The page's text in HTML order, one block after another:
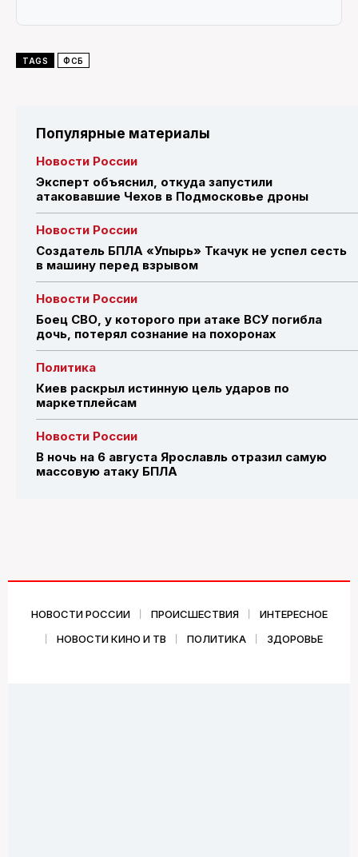
TAGS ФСБ
Популярные материалы
Новости России
Эксперт объяснил, откуда запустили
атаковавшие Чехов в Подмосковье дроны
Новости России
Создатель БПЛА «Упырь» Ткачук не успел сесть
в машину перед взрывом
Новости России
Боец СВО, у которого при атаке ВСУ погибла
дочь, потерял сознание на похоронах
Политика
Киев раскрыл истинную цель ударов по
маркетплейсам
Новости России
В ночь на 6 августа Ярославль отразил самую
массовую атаку БПЛА
НОВОСТИ РОССИИ ПРОИСШЕСТВИЯ
ИНТЕРЕСНОЕ
НОВОСТИ КИНО И ТВ
ПОЛИТИКА ЗДОРОВЬЕ